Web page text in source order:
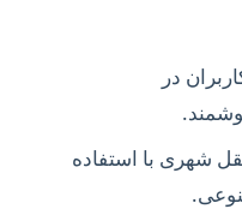
در
شهری با استفاده